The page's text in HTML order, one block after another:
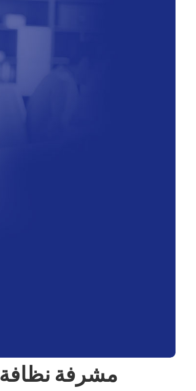
إعلان شاغر – Cleaner / مشرفة نظافة